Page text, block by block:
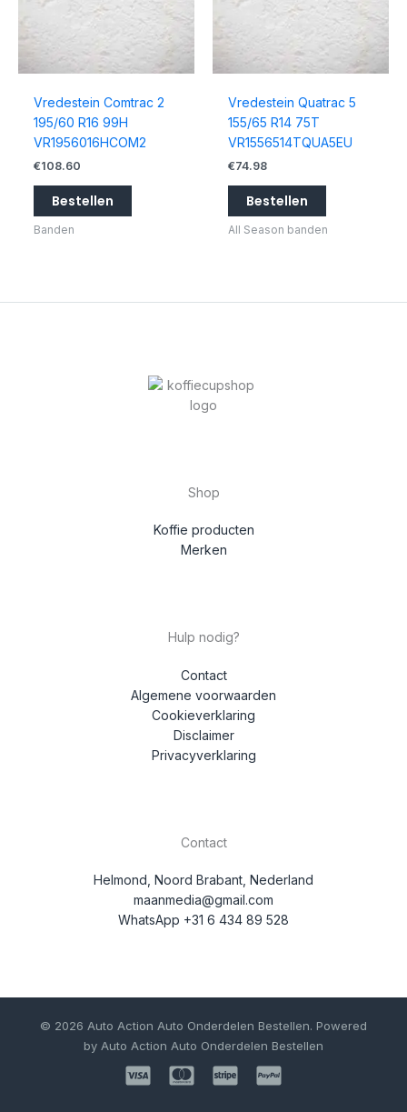
Vredestein Comtrac 2
195/60 R16 99H
VR1956016HCOM2
€108.60
Bestellen
Banden
Vredestein Quatrac 5
155/65 R14 75T
VR1556514TQUA5EU
€74.98
Bestellen
All Season banden
Shop
Koffie producten
Merken
Hulp nodig?
Contact
Algemene voorwaarden
Cookieverklaring
Disclaimer
Privacyverklaring
Contact
Helmond, Noord Brabant, Nederland
maanmedia@gmail.com
WhatsApp +31 6 434 89 528
© 2026 Auto Action Auto Onderdelen Bestellen. Powered
by Auto Action Auto Onderdelen Bestellen